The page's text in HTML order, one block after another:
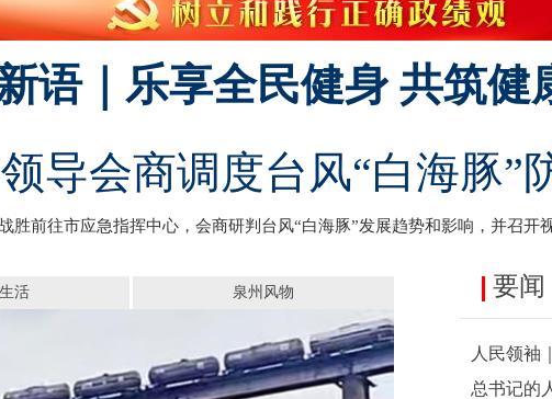
语｜乐享全民健身 共筑健
导会商调度台风“白海豚”
胜前往市应急指挥中心，会商研判台风“白海豚”发展趋势和影响，并召开
活 泉州风物 要闻
人民领袖
总书记的